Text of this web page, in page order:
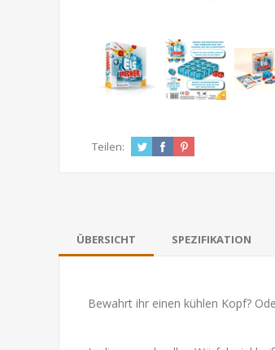
Teilen:
ÜBERSICHT SPEZIFIKATION
Bewahrt ihr einen kühlen Kopf?